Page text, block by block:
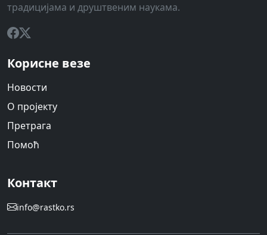
традицијама и друштвеним наукама.
Корисне везе
Новости
О пројекту
Претрага
Помоћ
Контакт
info@rastko.rs